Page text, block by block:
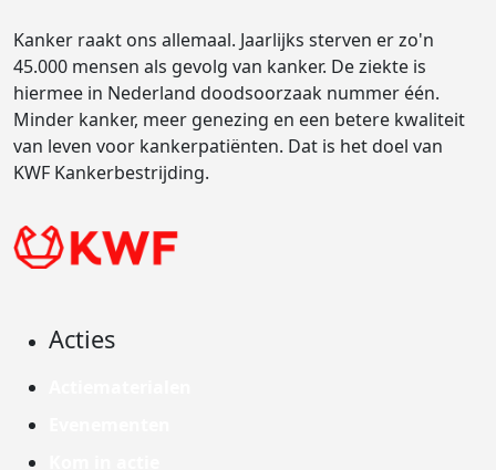
Kanker raakt ons allemaal. Jaarlijks sterven er zo'n
45.000 mensen als gevolg van kanker. De ziekte is
hiermee in Nederland doodsoorzaak nummer één.
Minder kanker, meer genezing en een betere kwaliteit
van leven voor kankerpatiënten. Dat is het doel van
KWF Kankerbestrijding.
Acties